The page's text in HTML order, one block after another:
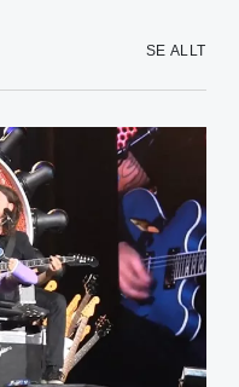
SE ALLT